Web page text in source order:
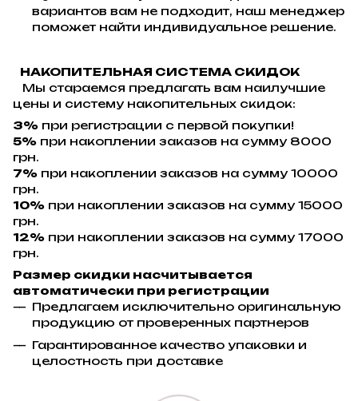
вариантов вам не подходит, наш менеджер
поможет найти индивидуальное решение.
НАКОПИТЕЛЬНАЯ СИСТЕМА СКИДОК
Мы стараемся предлагать вам наилучшие
цены и систему накопительных скидок:
3% при регистрации с первой покупки!
5% при накоплении заказов на сумму 8000
грн.
7% при накоплении заказов на сумму 10000
грн.
10% при накоплении заказов на сумму 15000
грн.
12% при накоплении заказов на сумму 17000
грн.
Размер скидки насчитывается
автоматически при регистрации
Предлагаем исключительно оригинальную
продукцию от проверенных партнеров
Гарантированное качество упаковки и
целостность при доставке